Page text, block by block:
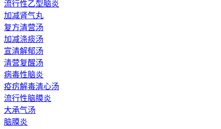
流行性乙型脑炎
加减肾气丸
复方清营汤
加减涤痰汤
宣清解郁汤
清营复醒汤
病毒性脑炎
疫疠解毒清心汤
流行性脑膜炎
大承气汤
脑膜炎